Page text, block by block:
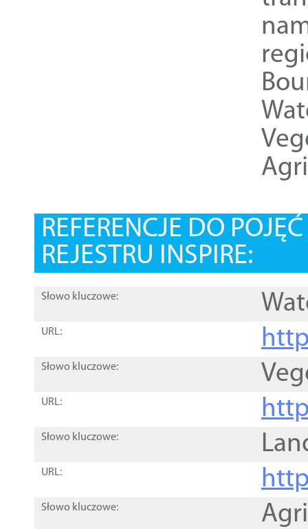
REFERENCJE DO
REJESTRU INSPIRE:
Słowo kluczowe:
URL:
Słowo kluczowe:
URL:
Słowo kluczowe:
URL:
Słowo kluczowe: